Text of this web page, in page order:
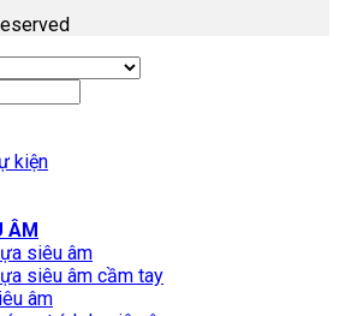
kiện
ÂM
siêu âm
siêu âm cầm tay
âm